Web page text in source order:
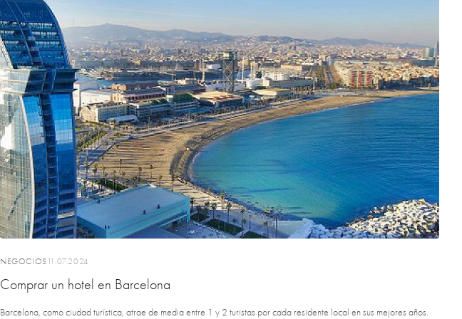
NEGOCIOS 11.07.2024
Comprar un hotel en Barcelona
Barcelona, ​​como ciudad turística, atrae de media entre 1 y 2 turistas por cada residente local en sus mejores años.